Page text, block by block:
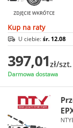
Kup na raty
U ciebie:śr. 12.08
397,01zł/szt.
Darmowa dostawa